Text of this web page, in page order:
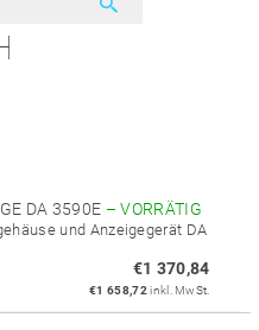
DA 3590E –VORRÄTIG
und Anzeigegerät DA
€1 370,84
€1 658,72inkl. MwSt.